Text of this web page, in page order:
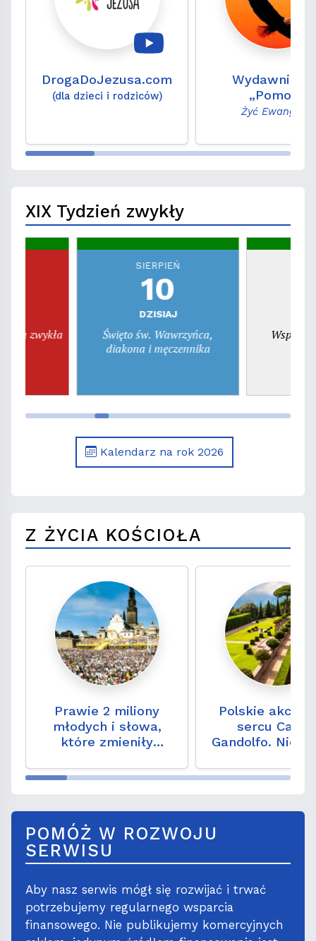
DrogaDoJezusa.com
(dla dzieci i rodziców)
„Pomoc”
Żyć Ewangelią
XIX Tydzień zwykły
zwykła
SIERPIEŃ
10
DZISIAJ
Święto św. Wawrzyńca,
diakona i męczennika
Kalendarz na rok 2026
Z ŻYCIA KOŚCIOŁA
Prawie 2 miliony
młodych i słowa,
które zmieniły
Częstochowy '91
Polskie
sercu
Gandolfo.
odwiedzić
POMÓŻ W ROZWOJU
SERWISU
Aby nasz serwis mógł się rozwijać i trwać
potrzebujemy regularnego wsparcia
finansowego. Nie publikujemy komercyjnych